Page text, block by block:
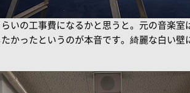
いの工事費になるかと思うと。元の音楽
かったというのが本音です。綺麗な白い